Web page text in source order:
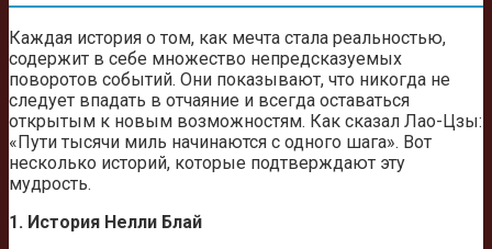
Каждая история о том, как мечта стала реальностью,
содержит в себе множество непредсказуемых
поворотов событий. Они показывают, что никогда не
следует впадать в отчаяние и всегда оставаться
открытым к новым возможностям. Как сказал Лао-Цзы:
«Пути тысячи миль начинаются с одного шага». Вот
несколько историй, которые подтверждают эту
мудрость.
1. История Нелли Блай